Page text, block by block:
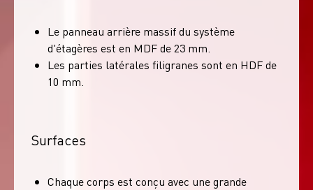
Le panneau arrière massif du système
d'étagères est en MDF de 23 mm.
Les parties latérales filigranes sont en HDF de
10 mm.
Surfaces
Chaque corps est conçu avec une grande